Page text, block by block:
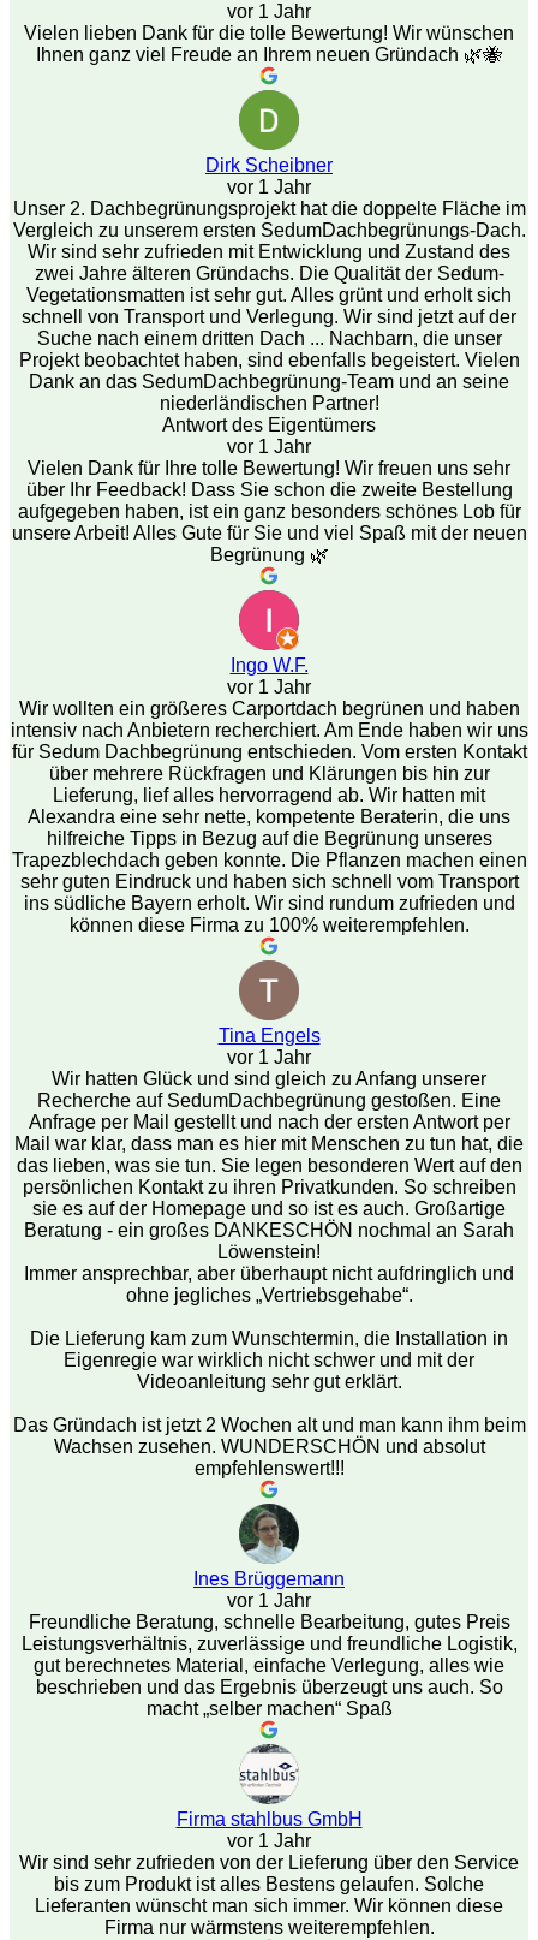
vor 1 Jahr
Vielen lieben Dank für die tolle Bewertung! Wir wünschen
Ihnen ganz viel Freude an Ihrem neuen Gründach 🌿🐝
Dirk Scheibner
vor 1 Jahr
Unser 2. Dachbegrünungsprojekt hat die doppelte Fläche im
Vergleich zu unserem ersten SedumDachbegrünungs-Dach.
Wir sind sehr zufrieden mit Entwicklung und Zustand des
zwei Jahre älteren Gründachs. Die Qualität der Sedum-
Vegetationsmatten ist sehr gut. Alles grünt und erholt sich
schnell von Transport und Verlegung. Wir sind jetzt auf der
Suche nach einem dritten Dach ... Nachbarn, die unser
Projekt beobachtet haben, sind ebenfalls begeistert. Vielen
Dank an das SedumDachbegrünung-Team und an seine
niederländischen Partner!
Antwort des Eigentümers
vor 1 Jahr
Vielen Dank für Ihre tolle Bewertung! Wir freuen uns sehr
über Ihr Feedback! Dass Sie schon die zweite Bestellung
aufgegeben haben, ist ein ganz besonders schönes Lob für
unsere Arbeit! Alles Gute für Sie und viel Spaß mit der neuen
Begrünung 🌿
Ingo W.F.
vor 1 Jahr
Wir wollten ein größeres Carportdach begrünen und haben
intensiv nach Anbietern recherchiert. Am Ende haben wir uns
für Sedum Dachbegrünung entschieden. Vom ersten Kontakt
über mehrere Rückfragen und Klärungen bis hin zur
Lieferung, lief alles hervorragend ab. Wir hatten mit
Alexandra eine sehr nette, kompetente Beraterin, die uns
hilfreiche Tipps in Bezug auf die Begrünung unseres
Trapezblechdach geben konnte. Die Pflanzen machen einen
sehr guten Eindruck und haben sich schnell vom Transport
ins südliche Bayern erholt. Wir sind rundum zufrieden und
können diese Firma zu 100% weiterempfehlen.
Tina Engels
vor 1 Jahr
Wir hatten Glück und sind gleich zu Anfang unserer
Recherche auf SedumDachbegrünung gestoßen. Eine
Anfrage per Mail gestellt und nach der ersten Antwort per
Mail war klar, dass man es hier mit Menschen zu tun hat, die
das lieben, was sie tun. Sie legen besonderen Wert auf den
persönlichen Kontakt zu ihren Privatkunden. So schreiben
sie es auf der Homepage und so ist es auch. Großartige
Beratung - ein großes DANKESCHÖN nochmal an Sarah
Löwenstein!
Immer ansprechbar, aber überhaupt nicht aufdringlich und
ohne jegliches „Vertriebsgehabe“.
Die Lieferung kam zum Wunschtermin, die Installation in
Eigenregie war wirklich nicht schwer und mit der
Videoanleitung sehr gut erklärt.
Das Gründach ist jetzt 2 Wochen alt und man kann ihm beim
Wachsen zusehen. WUNDERSCHÖN und absolut
empfehlenswert!!!
Ines Brüggemann
vor 1 Jahr
Freundliche Beratung, schnelle Bearbeitung, gutes Preis
Leistungsverhältnis, zuverlässige und freundliche Logistik,
gut berechnetes Material, einfache Verlegung, alles wie
beschrieben und das Ergebnis überzeugt uns auch. So
macht „selber machen“ Spaß
Firma stahlbus GmbH
vor 1 Jahr
Wir sind sehr zufrieden von der Lieferung über den Service
bis zum Produkt ist alles Bestens gelaufen. Solche
Lieferanten wünscht man sich immer. Wir können diese
Firma nur wärmstens weiterempfehlen.